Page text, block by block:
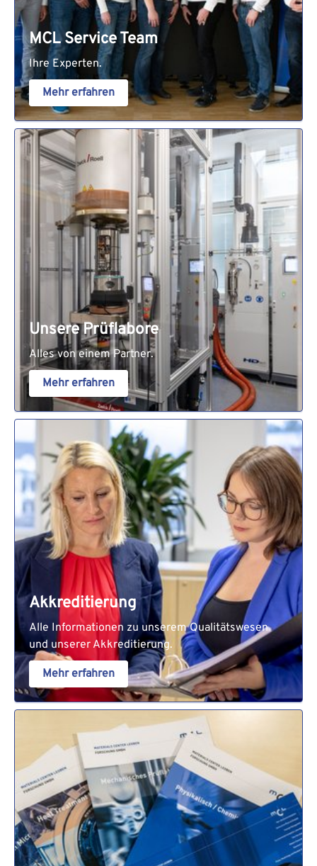
MCL Service Team
Ihre Experten.
Mehr erfahren
Unsere Prüflabore
Alles von einem Partner.
Mehr erfahren
Akkreditierung
Alle Informationen zu unserem Qualitätswesen
und unserer Akkreditierung.
Mehr erfahren